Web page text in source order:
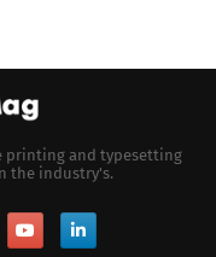
printing and typesetting
the industry's.